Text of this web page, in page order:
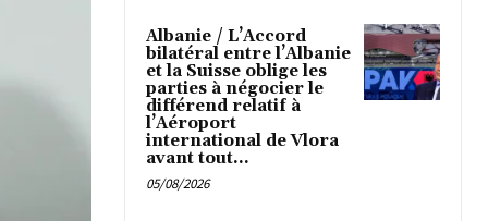
Albanie / L’Accord
bilatéral entre l’Albanie
et la Suisse oblige les
parties à négocier le
différend relatif à
l’Aéroport
international de Vlora
avant tout...
05/08/2026